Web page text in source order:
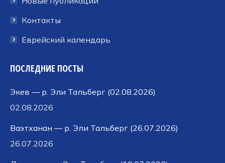
Контакты
Еврейский календарь
ПОСЛЕДНИЕ ПОСТЫ
Экев — р. Эли Тальберг (02.08.2026)
02.08.2026
Ваэтханан — р. Эли Тальберг (26.07.2026)
26.07.2026